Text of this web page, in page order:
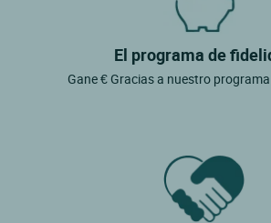
El programa de
Gane € Gracias a nuestro